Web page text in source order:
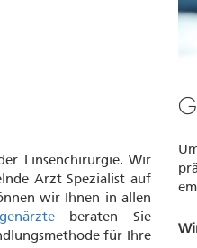
Linsenchirurgie. Wir
Arzt Spezialist auf
wir Ihnen in allen
beraten Sie
für Ihre